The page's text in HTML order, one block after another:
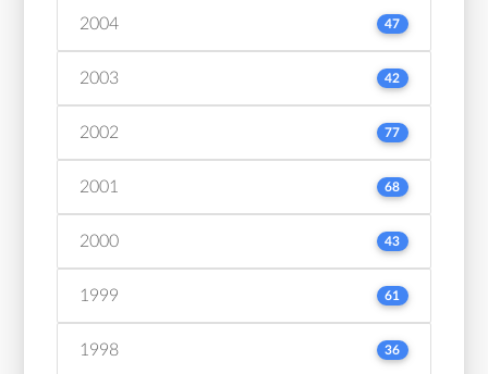
2004 47
2003 42
2002 77
2001 68
2000 43
1999 61
1998 36